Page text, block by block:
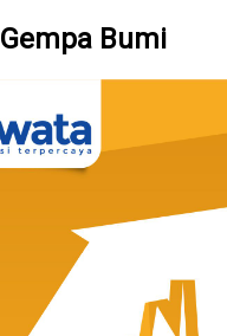
Bumi